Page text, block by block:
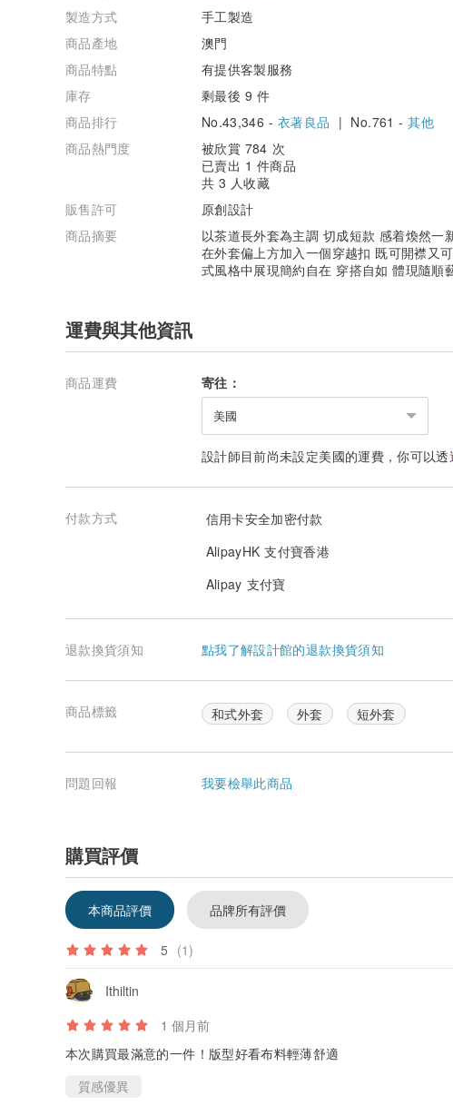
製造方式
手工製造
商品產地
澳門
商品特點
有提供客製服務
庫存
剩最後 9 件
商品排行
No.43,346 - 衣著良品 | No.761 -其他
商品熱門度
被欣賞 784 次
已賣出 1 件商品
共 3 人收藏
販售許可
原創設計
商品摘要
以茶道長外套為主調 切成短款 感着煥然一
在外套偏上方加入一個穿越扣 既可開襟又
式風格中展現簡約自在 穿搭自如 體現隨順
運費與其他資訊
商品運費 寄往：
美國
設計師目前尚未設定美國的運費，你可以透
付款方式
信用卡安全加密付款
AlipayHK 支付寶香港
Alipay 支付寶
退款換貨須知 點我了解設計館的退款換貨須知
商品標籤 和式外套 外套 短外套
問題回報 我要檢舉此商品
購買評價
本商品評價 品牌所有評價
5 (1)
Ithiltin
1 個月前
本次購買最滿意的一件！版型好看布料輕薄舒適
質感優異